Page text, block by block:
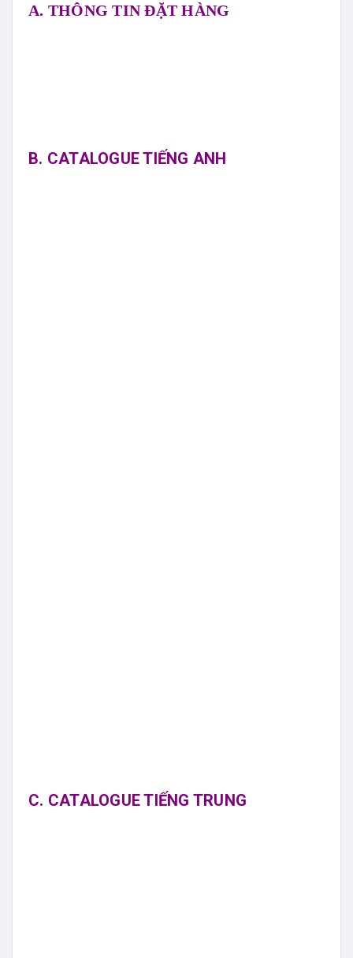
A. THÔNG TIN ĐẶT HÀNG
B. CATALOGUE TIẾNG ANH
C. CATALOGUE TIẾNG TRUNG